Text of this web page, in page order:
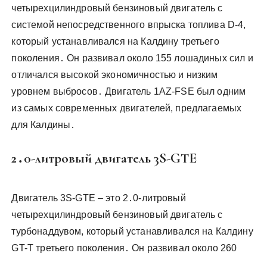
четырехцилиндровый бензиновый двигатель с
системой непосредственного впрыска топлива D-4,
который устанавливался на Калдину третьего
поколения․ Он развивал около 155 лошадиных сил и
отличался высокой экономичностью и низким
уровнем выбросов․ Двигатель 1AZ-FSE был одним
из самых современных двигателей, предлагаемых
для Калдины․
2․0-литровый двигатель 3S-GTE
Двигатель 3S-GTE – это 2․0-литровый
четырехцилиндровый бензиновый двигатель с
турбонаддувом, который устанавливался на Калдину
GT-T третьего поколения․ Он развивал около 260